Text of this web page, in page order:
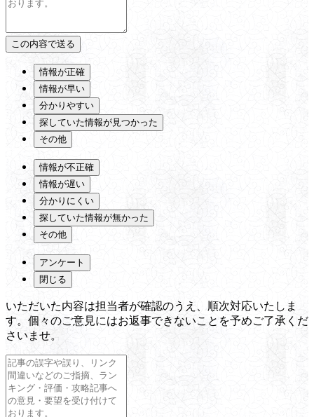
情報が正確
情報が早い
分かりやすい
探していた情報が見つかった
その他
情報が不正確
情報が遅い
分かりにくい
探していた情報が無かった
その他
アンケート
閉じる
いただいた内容は担当者が確認のうえ、順次対応いたしま
す。個々のご意見にはお返事できないことを予めご了承くだ
さいませ。